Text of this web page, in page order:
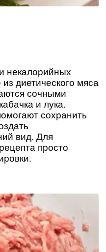
некалорийных
диетического мяса
сочными
и лука.
сохранить
вид. Для
просто